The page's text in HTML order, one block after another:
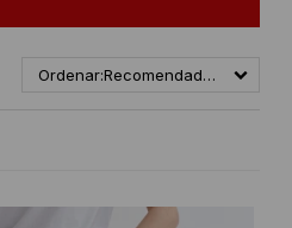
Recomendados